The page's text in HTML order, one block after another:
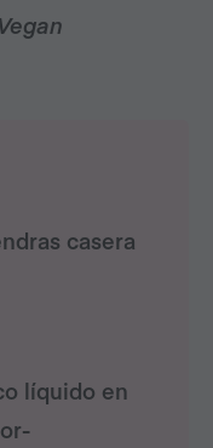
casera
líquido en